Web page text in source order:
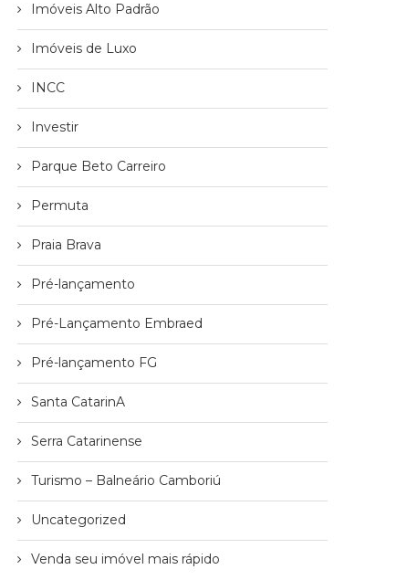
Imóveis Alto Padrão
Imóveis de Luxo
INCC
Investir
Parque Beto Carreiro
Permuta
Praia Brava
Pré-lançamento
Pré-Lançamento Embraed
Pré-lançamento FG
Santa CatarinA
Serra Catarinense
Turismo – Balneário Camboriú
Uncategorized
Venda seu imóvel mais rápido